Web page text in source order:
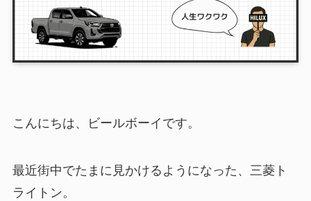
こんにちは、ビールボーイです。
最近街中でたまに見かけるようになった、三菱ト
ライトン。